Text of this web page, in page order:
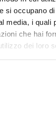
si occupano
media, i quali
che hai
dei loro